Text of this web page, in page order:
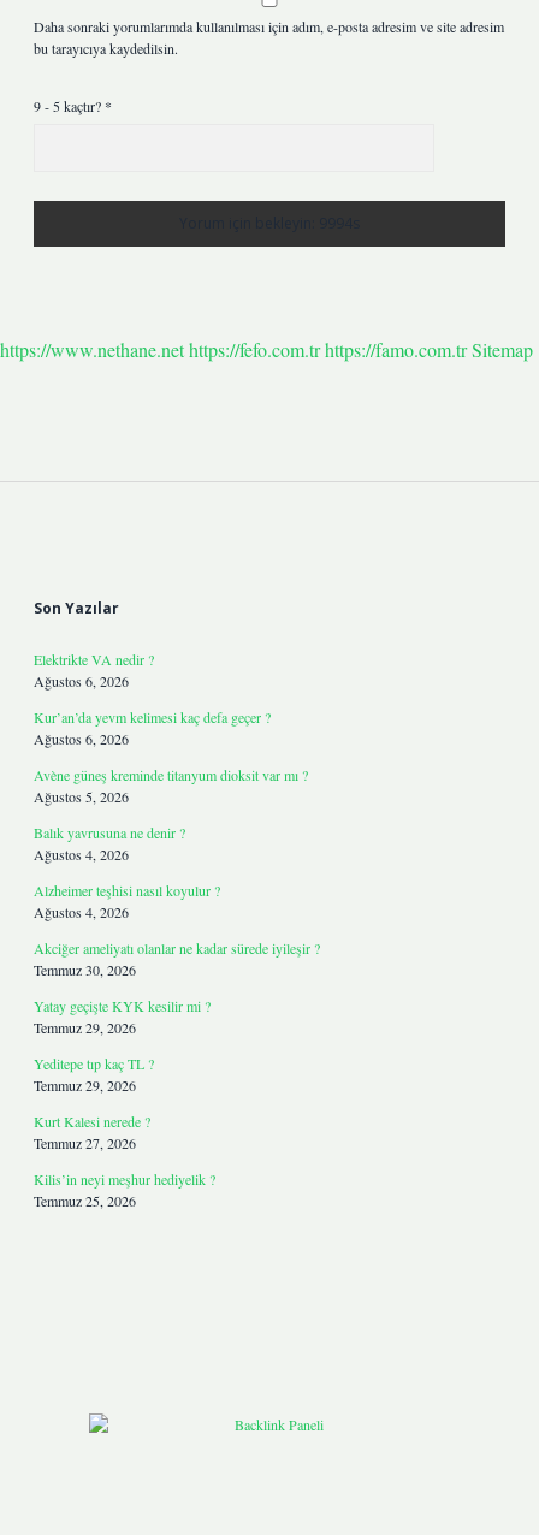
Daha sonraki yorumlarımda kullanılması için adım, e-posta adresim ve site adresim
bu tarayıcıya kaydedilsin.
9 - 5 kaçtır? *
https://www.nethane.nethttps://fefo.com.trhttps://famo.com.trSitemap
Son Yazılar
Elektrikte VA nedir ?
Ağustos 6, 2026
Kur’an’da yevm kelimesi kaç defa geçer ?
Ağustos 6, 2026
Avène güneş kreminde titanyum dioksit var mı ?
Ağustos 5, 2026
Balık yavrusuna ne denir ?
Ağustos 4, 2026
Alzheimer teşhisi nasıl koyulur ?
Ağustos 4, 2026
Akciğer ameliyatı olanlar ne kadar sürede iyileşir ?
Temmuz 30, 2026
Yatay geçişte KYK kesilir mi ?
Temmuz 29, 2026
Yeditepe tıp kaç TL ?
Temmuz 29, 2026
Kurt Kalesi nerede ?
Temmuz 27, 2026
Kilis’in neyi meşhur hediyelik ?
Temmuz 25, 2026